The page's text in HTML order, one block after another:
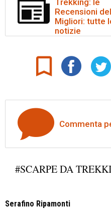
Trekking: le
Recensioni
Migliori: tutte
notizie
Commenta
#SCARPE DA
Serafino Ripamonti